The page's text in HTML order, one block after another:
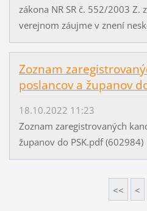
zákona NR SR č. 552/2003 Z.
verejnom záujme v znení
Zoznam
poslancov a županov
18.10.2022 11:23
Zoznam zaregistrovaných
županov do PSK.pdf (602984)
<< <